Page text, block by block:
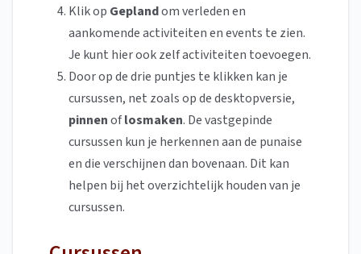
Klik op Geplandom verleden en
aankomende activiteiten en events te zien.
Je kunt hier ook zelf activiteiten toevoegen.
Door op de drie puntjes te klikken kan je
cursussen, net zoals op de desktopversie,
pinnenoflosmaken. De vastgepinde
cursussen kun je herkennen aan de punaise
en die verschijnen dan bovenaan. Dit kan
helpen bij het overzichtelijk houden van je
cursussen.